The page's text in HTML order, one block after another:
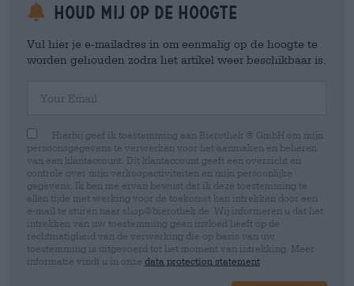
Houd mij op de hoogte
Vul hier je e-mailadres in om eenmalig op de hoogte te
worden gehouden zodra het artikel weer beschikbaar is.
Hierbij geef ik toestemming aan Bierothek ® GmbH om mijn
persoonsgegevens te verwerken voor het aanmaken en beheren
van een klantaccount. Dit klantaccount geeft een overzicht en
controle over mijn verkoopactiviteiten en mijn persoonlijke
gegevens. Ik ben me ervan bewust dat ik deze toestemming te
allen tijde met werking voor de toekomst kan intrekken door een
e-mail te sturen naar shop@bierothek.de. Wij informeren u dat het
intrekken van uw toestemming geen invloed heeft op de
rechtmatigheid van de verwerking die op basis van uw
toestemming is uitgevoerd tot het moment van intrekking. Meer
informatie vindt u in onze data protection statement